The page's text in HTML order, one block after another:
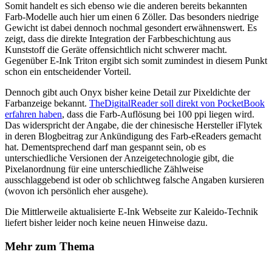
Somit handelt es sich ebenso wie die anderen bereits bekannten
Farb-Modelle auch hier um einen 6 Zöller. Das besonders niedrige
Gewicht ist dabei dennoch nochmal gesondert erwähnenswert. Es
zeigt, dass die direkte Integration der Farbbeschichtung aus
Kunststoff die Geräte offensichtlich nicht schwerer macht.
Gegenüber E-Ink Triton ergibt sich somit zumindest in diesem Punkt
schon ein entscheidender Vorteil.
Dennoch gibt auch Onyx bisher keine Detail zur Pixeldichte der
Farbanzeige bekannt. TheDigitalReader soll direkt von PocketBook
erfahren haben, dass die Farb-Auflösung bei 100 ppi liegen wird.
Das widerspricht der Angabe, die der chinesische Hersteller iFlytek
in deren Blogbeitrag zur Ankündigung des Farb-eReaders gemacht
hat. Dementsprechend darf man gespannt sein, ob es
unterschiedliche Versionen der Anzeigetechnologie gibt, die
Pixelanordnung für eine unterschiedliche Zählweise
ausschlaggebend ist oder ob schlichtweg falsche Angaben kursieren
(wovon ich persönlich eher ausgehe).
Die Mittlerweile aktualisierte E-Ink Webseite zur Kaleido-Technik
liefert bisher leider noch keine neuen Hinweise dazu.
Mehr zum Thema